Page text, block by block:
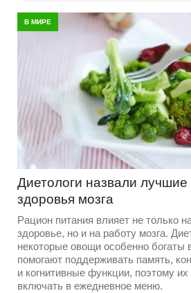
В МИРЕ
Диетологи назвали
здоровья мозга
Рацион питания влияет не только
здоровье, но и на работу мозга.
некоторые овощи особенно богаты
помогают поддерживать память,
и когнитивные функции, поэтому их
включать в ежедневное меню.